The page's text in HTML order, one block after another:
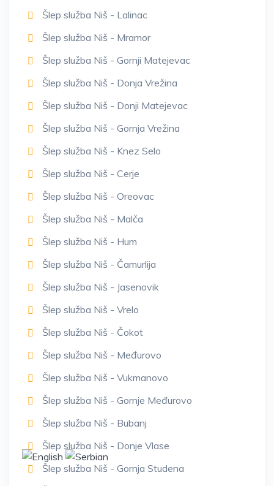
Šlep služba Niš - Lalinac
Šlep služba Niš - Mramor
Šlep služba Niš - Gornji Matejevac
Šlep služba Niš - Donja Vrežina
Šlep služba Niš - Donji Matejevac
Šlep služba Niš - Gornja Vrežina
Šlep služba Niš - Knez Selo
Šlep služba Niš - Cerje
Šlep služba Niš - Oreovac
Šlep služba Niš - Malča
Šlep služba Niš - Hum
Šlep služba Niš - Čamurlija
Šlep služba Niš - Jasenovik
Šlep služba Niš - Vrelo
Šlep služba Niš - Čokot
Šlep služba Niš - Međurovo
Šlep služba Niš - Vukmanovo
Šlep služba Niš - Gornje Međurovo
Šlep služba Niš - Bubanj
Šlep služba Niš - Donje Vlase
Šlep služba Niš - Gornja Studena